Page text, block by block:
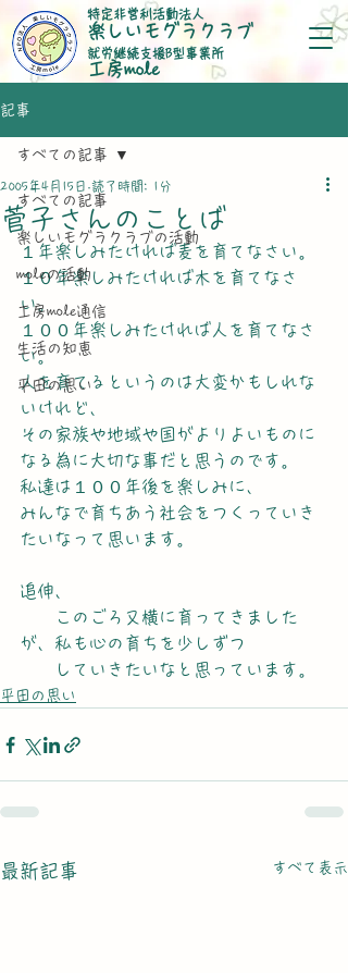
特定非営利活動法人
楽しいモグラクラブ
就労継続支援B型事業所
​工房mole
記事
すべての記事
楽しいモグラクラブの活動
moleの活動
工房mole通信
生活の知恵
平田の思い
すべての記事
菅子さんのことば
2005年4月15日 読了時間: 1分
１年楽しみたければ麦を育てなさい。
１０年楽しみたければ木を育てなさ
い。
１００年楽しみたければ人を育てなさ
い。
人を育てるというのは大変かもしれな
いけれど、
その家族や地域や国がよりよいものに
なる為に大切な事だと思うのです。
私達は１００年後を楽しみに、
みんなで育ちあう社会をつくっていき
たいなって思います。
追伸、
このごろ又横に育ってきました
が、私も心の育ちを少しずつ
していきたいなと思っています。
平田の思い
最新記事 すべて表示